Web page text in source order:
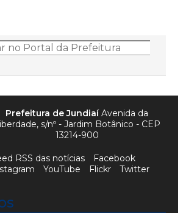
Prefeitura de JundiaíAvenida da
s/nº - Jardim Botânico - CEP
13214-900
RSS das notícias
Facebook
YouTube Flickr Twitter